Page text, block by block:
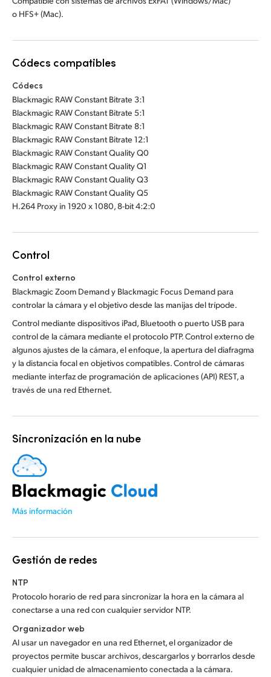
o HFS+ (Mac).
Códecs compatibles
Códecs
Blackmagic RAW Constant Bitrate 3:1
Blackmagic RAW Constant Bitrate 5:1
Blackmagic RAW Constant Bitrate 8:1
Blackmagic RAW Constant Bitrate 12:1
Blackmagic RAW Constant Quality Q0
Blackmagic RAW Constant Quality Q1
Blackmagic RAW Constant Quality Q3
Blackmagic RAW Constant Quality Q5
H.264 Proxy in 1920 x 1080, 8-bit 4:2:0
Control
Control externo
Blackmagic Zoom Demand y Blackmagic Focus Demand para
controlar la cámara y el objetivo desde las manijas del trípode.
Control mediante dispositivos iPad, Bluetooth o puerto USB para
control de la cámara mediante el protocolo PTP. Control externo de
algunos ajustes de la cámara, el enfoque, la apertura del diafragma
y la distancia focal en objetivos compatibles. Control de cámaras
mediante interfaz de programación de aplicaciones (API) REST, a
través de una red Ethernet.
Sincronización en la nube
Más información
Gestión de redes
NTP
Protocolo horario de red para sincronizar la hora en la cámara al
conectarse a una red con cualquier servidor NTP.
Organizador web
Al usar un navegador en una red Ethernet, el organizador de
proyectos permite buscar archivos, descargarlos y borrarlos desde
cualquier unidad de almacenamiento conectada a la cámara.